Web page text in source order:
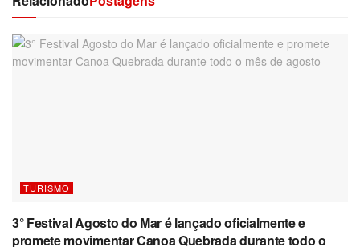
TURISMO
3° Festival Agosto do Mar é lançado oficialmente e
promete movimentar Canoa Quebrada durante todo o